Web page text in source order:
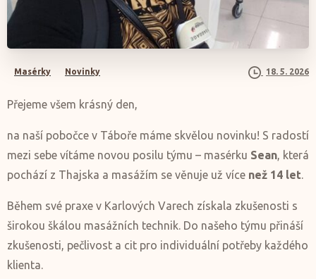
Masérky Novinky 18. 5. 2026
Přejeme všem krásný den,
na naší pobočce v Táboře máme skvělou novinku! S radostí
mezi sebe vítáme novou posilu týmu – masérku Sean, která
pochází z Thajska a masážím se věnuje už více než 14 let.
Během své praxe v Karlových Varech získala zkušenosti s
širokou škálou masážních technik. Do našeho týmu přináší
zkušenosti, pečlivost a cit pro individuální potřeby každého
klienta.